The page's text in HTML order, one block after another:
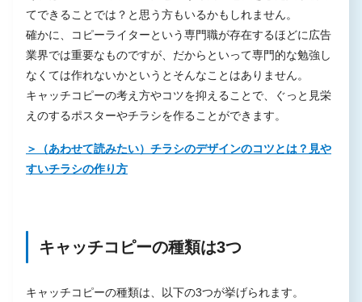
は？
質問2.キャッチコピーを作る際の注意点は？
質問3.キャッチコピーを作る際にチェックすべきポイ
ントは？
質問4.効果の低いキャッチコピーの特徴は？
おわりに
てできることでは？と思う方もいるかもしれません。
確かに、コピーライターという専門職が存在するほどに広告
業界では重要なものですが、だからといって専門的な勉強し
なくては作れないかというとそんなことはありません。
キャッチコピーの考え方やコツを抑えることで、ぐっと見栄
えのするポスターやチラシを作ることができます。
＞（あわせて読みたい）チラシのデザインのコツとは？見や
すいチラシの作り方
キャッチコピーの種類は3つ
キャッチコピーの種類は、以下の3つが挙げられます。